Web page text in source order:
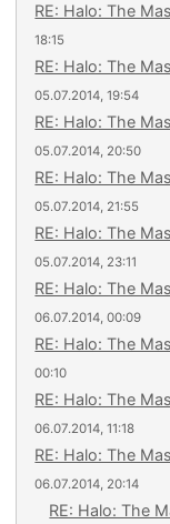
RE: Halo: The
18:15
RE: Halo: The
05.07.2014, 19:54
RE: Halo: The
05.07.2014, 20:50
RE: Halo: The
05.07.2014, 21:55
RE: Halo: The
05.07.2014, 23:11
RE: Halo: The
06.07.2014, 00:09
RE: Halo: The
00:10
RE: Halo: The
06.07.2014, 11:18
RE: Halo: The
06.07.2014, 20:14
RE: Halo: The